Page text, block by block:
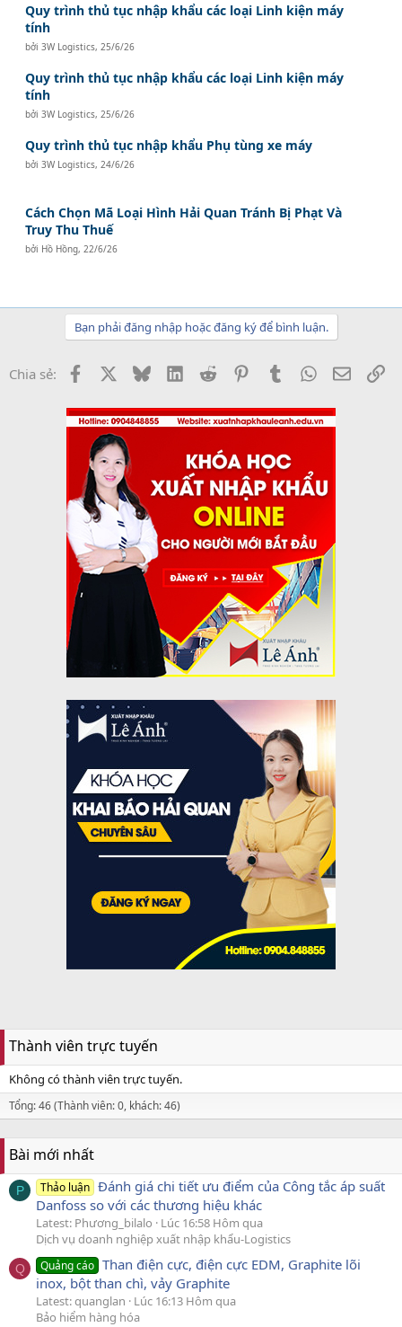
Quy trình thủ tục nhập khẩu các loại Linh kiện máy
tính
bởi3W Logistics, 25/6/26
Quy trình thủ tục nhập khẩu các loại Linh kiện máy
tính
bởi3W Logistics, 25/6/26
Quy trình thủ tục nhập khẩu Phụ tùng xe máy
bởi3W Logistics, 24/6/26
Cách Chọn Mã Loại Hình Hải Quan Tránh Bị Phạt Và
Truy Thu Thuế
bởi Hồ Hồng, 22/6/26
Bạn phải đăng nhập hoặc đăng ký để bình luận.
Chia sẻ: Facebook BlueskyLinkedInReddit PinterestTumblrWhatsApp
Email
Thành viên trực tuyến
Không có thành viên trực tuyến.
Tổng: 46 (Thành viên: 0, khách: 46)
Bài mới nhất
P Thảo luận Đánh giá chi tiết ưu điểm của Công tắc áp suất
Danfoss so với các thương hiệu khác
Latest: Phương_bilalo
Lúc 16:58 Hôm qua
Dịch vụ doanh nghiệp xuất nhập khẩu-Logistics
Q Quảng cáo Than điện cực, điện cực EDM, Graphite lõi
inox, bột than chì, vảy Graphite
Latest: quanglan
Lúc 16:13 Hôm qua
Bảo hiểm hàng hóa